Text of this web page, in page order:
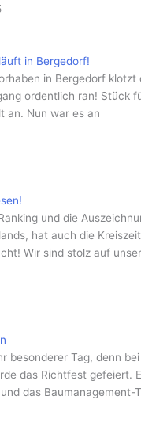
in Bergedorf!
in Bergedorf klotzt
ordentlich ran! Stück
an. Nun war es an
und die
hat auch die
Wir sind stolz auf
besonderer Tag, denn
das Richtfest gefeiert.
das Baumanagement-